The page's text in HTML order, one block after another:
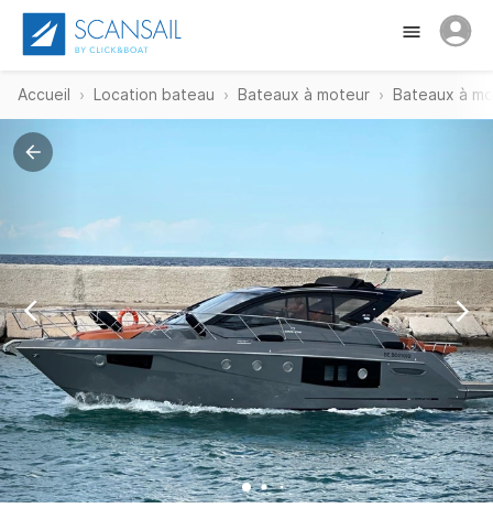
Accueil Location bateau Bateaux à moteur Bateaux à